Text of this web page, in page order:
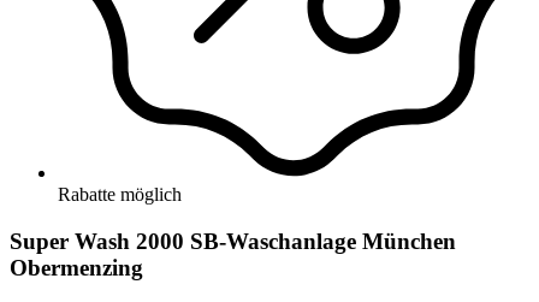
Rabatte möglich
Super Wash 2000 SB-Waschanlage München
Obermenzing